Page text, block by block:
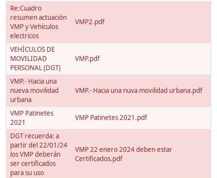
Re:Cuadro
resumen actuación
VMP y Vehículos
electricos
VMP2.pdf
VEHÍCULOS DE
MOVILIDAD
PERSONAL (DGT)
VMP.pdf
VMP.- Hacia una
nueva movilidad
urbana
VMP.- Hacia una nuva movilidad urbana.pdf
VMP Patinetes
2021
VMP Patinetes 2021.pdf
DGT recuerda: a
partir del 22/01/24
los VMP deberán
ser certificados
para su uso
VMP 22 enero 2024 deben estar
Certificados.pdf